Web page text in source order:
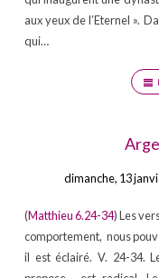
aux yeux de l’Eternel ».
qui…
dimanche, 13
(Matthieu 6.24-34) Les
comportement, nous
il est éclairé. V. 24-34.